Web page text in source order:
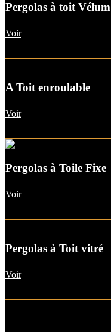
Pergolas à toit Vélum
Voir
A Toit enroulable
Voir
Pergolas à Toile Fixe
Voir
Pergolas à Toit vitré
Voir